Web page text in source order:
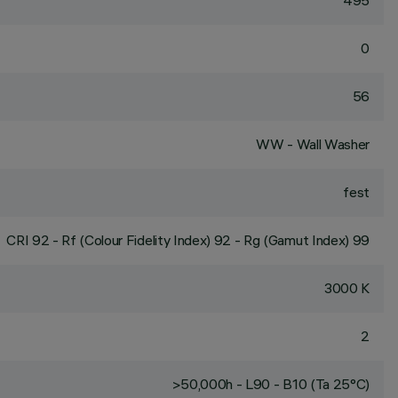
0
56
WW - Wall Washer
fest
CRI 92 - Rf (Colour Fidelity Index) 92 - Rg (Gamut Index) 99
3000 K
2
>50,000h - L90 - B10 (Ta 25°C)